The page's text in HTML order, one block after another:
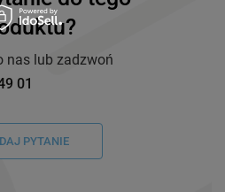
nas lub zadzwoń
01
PYTANIE